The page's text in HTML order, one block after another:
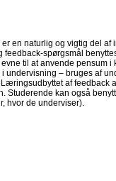
en naturlig og vigtig del af
spørgsmål
til at anvende pensum i
undervisning – bruges af
af feedback
Studerende kan også
hvor de underviser).